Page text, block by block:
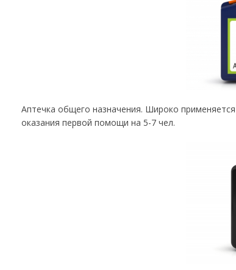
Аптечка общего назначения. Широко
оказания первой помощи на 5-7 чел.